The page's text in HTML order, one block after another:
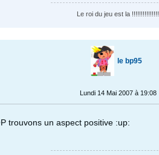
Le roi du jeu est la !!!!!!!!!!!!!!!
le bp95
Lundi 14 Mai 2007 à 19:08
trouvons un aspect positive :up: